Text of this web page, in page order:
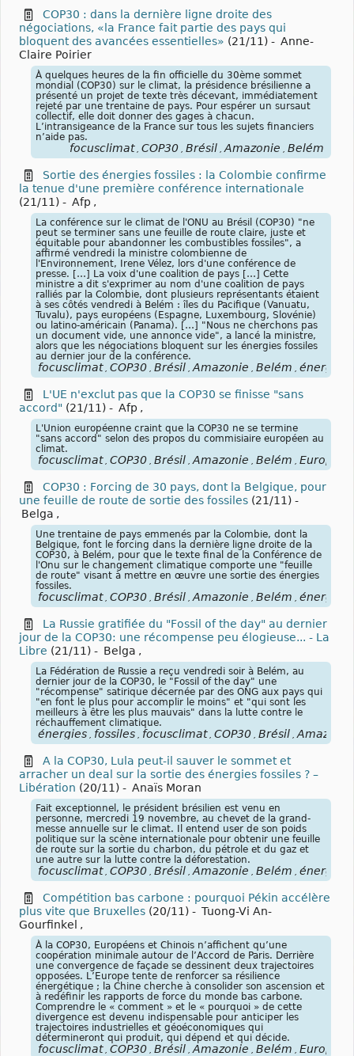
COP30 : dans la dernière ligne droite des
négociations, «la France fait partie des pays qui
bloquent des avancées essentielles» (21/11) - Anne-
Claire Poirier
À quelques heures de la fin officielle du 30ème sommet
mondial (COP30) sur le climat, la présidence brésilienne a
présenté un projet de texte très décevant, immédiatement
rejeté par une trentaine de pays. Pour espérer un sursaut
collectif, elle doit donner des gages à chacun.
L’intransigeance de la France sur tous les sujets financiers
n’aide pas.
focusclimat COP30 Brésil Amazonie Belém
Sortie des énergies fossiles : la Colombie confirme
la tenue d'une première conférence internationale
(21/11) - Afp ,
La conférence sur le climat de l'ONU au Brésil (COP30) "ne
peut se terminer sans une feuille de route claire, juste et
équitable pour abandonner les combustibles fossiles", a
affirmé vendredi la ministre colombienne de
l'Environnement, Irene Vélez, lors d'une conférence de
presse. […] La voix d'une coalition de pays […] Cette
ministre a dit s'exprimer au nom d'une coalition de pays
ralliés par la Colombie, dont plusieurs représentants étaient
à ses côtés vendredi à Belém : îles du Pacifique (Vanuatu,
Tuvalu), pays européens (Espagne, Luxembourg, Slovénie)
ou latino-américain (Panama). […] "Nous ne cherchons pas
un document vide, une annonce vide", a lancé la ministre,
alors que les négociations bloquent sur les énergies fossiles
au dernier jour de la conférence.
focusclimat COP30 Brésil Amazonie Belém énergies
L'UE n'exclut pas que la COP30 se finisse "sans
accord" (21/11) - Afp ,
L'Union européenne craint que la COP30 ne se termine
"sans accord" selon des propos du commisiaire européen au
climat.
focusclimat COP30 Brésil Amazonie Belém Europe
COP30 : Forcing de 30 pays, dont la Belgique, pour
une feuille de route de sortie des fossiles (21/11) -
Belga ,
Une trentaine de pays emmenés par la Colombie, dont la
Belgique, font le forcing dans la dernière ligne droite de la
COP30, à Belém, pour que le texte final de la Conférence de
l'Onu sur le changement climatique comporte une "feuille
de route" visant à mettre en œuvre une sortie des énergies
fossiles.
focusclimat COP30 Brésil Amazonie Belém énergies
La Russie gratifiée du "Fossil of the day" au dernier
jour de la COP30: une récompense peu élogieuse... - La
Libre (21/11) - Belga ,
La Fédération de Russie a reçu vendredi soir à Belém, au
dernier jour de la COP30, le "Fossil of the day" une
"récompense" satirique décernée par des ONG aux pays qui
"en font le plus pour accomplir le moins" et "qui sont les
meilleurs à être les plus mauvais" dans la lutte contre le
réchauffement climatique.
énergies fossiles focusclimat COP30 Brésil Amazonie
A la COP30, Lula peut-il sauver le sommet et
arracher un deal sur la sortie des énergies fossiles ? –
Libération (20/11) - Anaïs Moran
Fait exceptionnel, le président brésilien est venu en
personne, mercredi 19 novembre, au chevet de la grand-
messe annuelle sur le climat. Il entend user de son poids
politique sur la scène internationale pour obtenir une feuille
de route sur la sortie du charbon, du pétrole et du gaz et
une autre sur la lutte contre la déforestation.
focusclimat COP30 Brésil Amazonie Belém énergies
Compétition bas carbone : pourquoi Pékin accélère
plus vite que Bruxelles (20/11) - Tuong-Vi An-
Gourfinkel ,
À la COP30, Européens et Chinois n’affichent qu’une
coopération minimale autour de l’Accord de Paris. Derrière
une convergence de façade se dessinent deux trajectoires
opposées. L’Europe tente de renforcer sa résilience
énergétique ; la Chine cherche à consolider son ascension et
à redéfinir les rapports de force du monde bas carbone.
Comprendre le « comment » et le « pourquoi » de cette
divergence est devenu indispensable pour anticiper les
trajectoires industrielles et géoéconomiques qui
détermineront qui produit, qui dépend et qui décide.
focusclimat COP30 Brésil Amazonie Belém Europe